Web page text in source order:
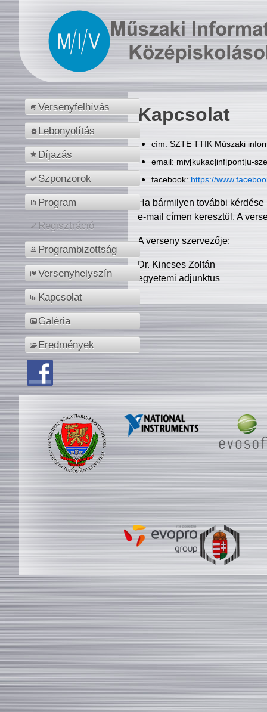
Versenyfelhívás
Lebonyolítás
Díjazás
Szponzorok
Program
Regisztráció
Programbizottság
Versenyhelyszín
Kapcsolat
Galéria
Eredmények
Kapcsolat
cím: SZTE TTIK Műszaki
email: miv[kukac]inf[pont]u-
facebook: https://
Ha bármilyen további
e-mail címen keresztül. A
A verseny szervezője:
Dr. Kincses Zoltán
egyetemi adjunktus